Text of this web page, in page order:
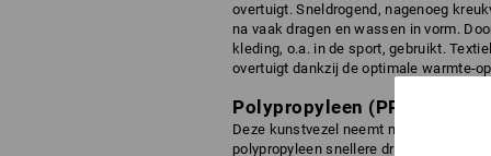
overtuigt. Sneldrogend, nagenoeg
na vaak dragen en wassen in vorm.
kleding, o.a. in de sport, gebruikt.
overtuigt dankzij de optimale warmte-
Polypropyleen (PP)
Deze kunstvezel neemt minder
polypropyleen snellere droogtijden dan